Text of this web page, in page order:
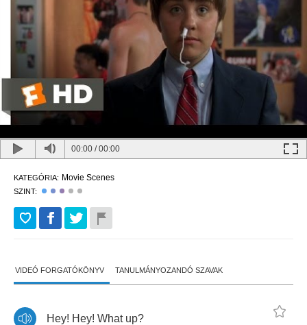
00:00 /00:00
KATEGÓRIA: Movie Scenes
SZINT:
VIDEÓ FORGATÓKÖNYV TANULMÁNYOZANDÓ SZAVAK
Hey! Hey! What up?